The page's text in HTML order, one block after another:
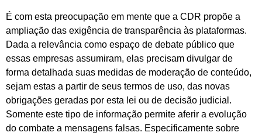
É com esta preocupação em mente que a CDR propõe a
ampliação das exigência de transparência às plataformas.
Dada a relevância como espaço de debate público que
essas empresas assumiram, elas precisam divulgar de
forma detalhada suas medidas de moderação de conteúdo,
sejam estas a partir de seus termos de uso, das novas
obrigações geradas por esta lei ou de decisão judicial.
Somente este tipo de informação permite aferir a evolução
do combate a mensagens falsas. Especificamente sobre